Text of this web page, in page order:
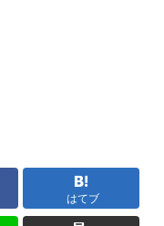
はてブ